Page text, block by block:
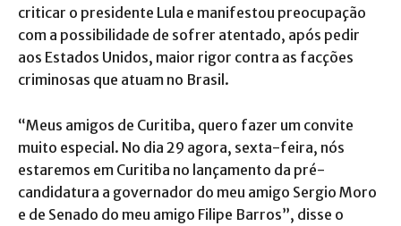
criticar o presidente Lula e manifestou preocupação
com a possibilidade de sofrer atentado, após pedir
aos Estados Unidos, maior rigor contra as facções
criminosas que atuam no Brasil.
“Meus amigos de Curitiba, quero fazer um convite
muito especial. No dia 29 agora, sexta-feira, nós
estaremos em Curitiba no lançamento da pré-
candidatura a governador do meu amigo Sergio Moro
e de Senado do meu amigo Filipe Barros”, disse o